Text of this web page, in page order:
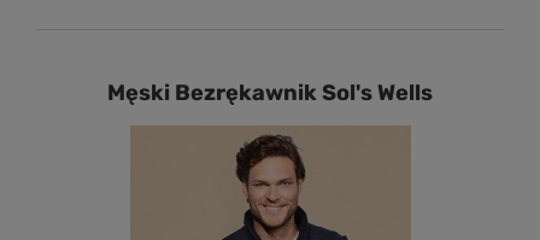
Męski Bezrękawnik Sol's Wells